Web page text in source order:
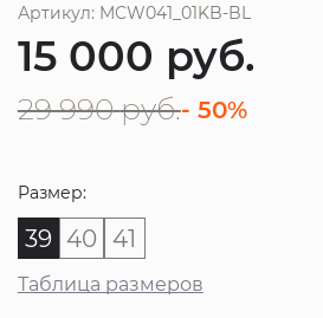
Артикул: MCW041_01KB-BL
15 000 руб.
29 990 руб.- 50%
Размер:
39 40 41
Таблица размеров